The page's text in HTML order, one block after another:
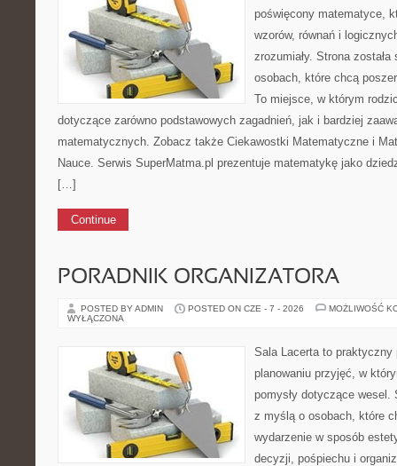
poświęcony matematyce,
wzorów, równań i
zrozumiały. Strona
osobach, które chcą
To miejsce, w którym
dotyczące zarówno podstawowych zagadnień, jak i bardziej
matematycznych. Zobacz także Ciekawostki Matematyczne i
Nauce. Serwis SuperMatma.pl prezentuje matematykę jako
[…]
Continue
PORADNIK ORGANIZATORA
POSTED BY ADMIN POSTED ON CZE - 7 - 2026
MOŻLIWOŚĆ
WYŁĄCZONA
Sala Lacerta to praktyczny
planowaniu przyjęć, w
pomysły dotyczące wesel.
z myślą o osobach, które
wydarzenie w sposób
decyzji, pośpiechu i